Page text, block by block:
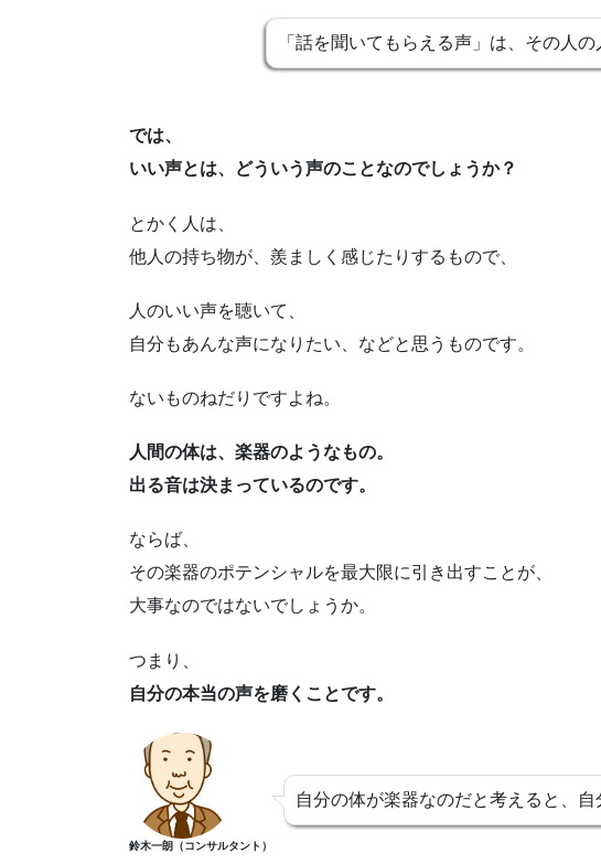
「話を聞いてもらえる声」は、その人の
では、
いい声とは、どういう声のことなのでしょうか？
とかく人は、
他人の持ち物が、羨ましく感じたりするもので、
人のいい声を聴いて、
自分もあんな声になりたい、などと思うものです。
ないものねだりですよね。
人間の体は、楽器のようなもの。
出る音は決まっているのです。
ならば、
その楽器のポテンシャルを最大限に引き出すことが、
大事なのではないでしょうか。
つまり、
自分の本当の声を磨くことです。
鈴木一朗（コンサルタント）
自分の体が楽器なのだと考えると、